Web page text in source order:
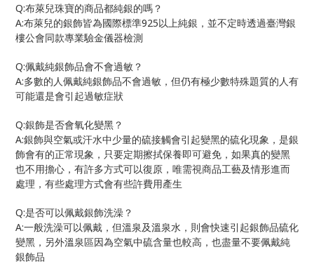
Q:布萊兒珠寶的商品都純銀的嗎？
A:布萊兒的銀飾皆為國際標準925 以上純銀，並不定時透過臺灣銀
樓公會同款專業驗金儀器檢測
Q:佩戴純銀飾品會不會過敏？
A:多數的人佩戴純銀飾品不會過敏，但仍有極少數特殊題質的人有
可能還是會引起過敏症狀
Q:銀飾是否會氧化變黑？
A:銀飾與空氣或汗水中少量的硫接觸會引起變黑的硫化現象，是銀
飾會有的正常現象，只要定期擦拭保養即可避免，如果真的變黑
也不用擔心，有許多方式可以復原，唯需視商品工藝及情形進而
處理，有些處理方式會有些許費用產生
Q:是否可以佩戴銀飾洗澡？
A:一般洗澡可以佩戴，但溫泉及溫泉水，則會快速引起銀飾品硫化
變黑，另外溫泉區因為空氣中硫含量也較高，也盡量不要佩戴純
銀飾品